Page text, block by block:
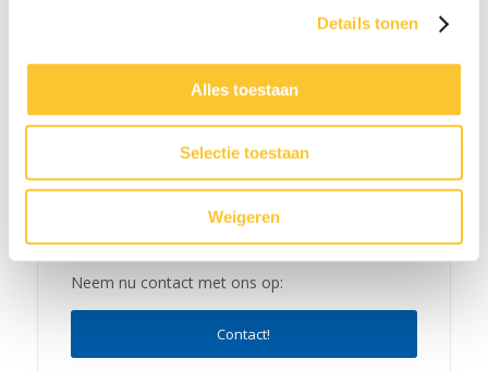
Details tonen
Alles toestaan
Selectie toestaan
Weigeren
Pensioen met ingang van 1 januari 2027 & CAO-
Neem nu contact met ons op:
Contact!